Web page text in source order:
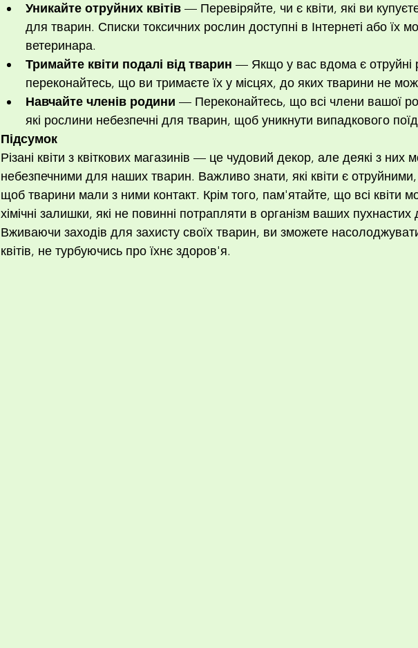
Уникайте отруйних квітів — Перевіряйте, чи є квіти, які ви
для тварин. Списки токсичних рослин доступні в Інтернеті або їх
ветеринара.
Тримайте квіти подалі від тварин — Якщо у вас вдома є отруйні
переконайтесь, що ви тримаєте їх у місцях, до яких тварини не
Навчайте членів родини — Переконайтесь, що всі члени вашої
які рослини небезпечні для тварин, щоб уникнути випадкового
Підсумок
Різані квіти з квіткових магазинів — це чудовий декор, але деякі з них
небезпечними для наших тварин. Важливо знати, які квіти є отруйними,
щоб тварини мали з ними контакт. Крім того, пам'ятайте, що всі квіти
хімічні залишки, які не повинні потрапляти в організм ваших пухнастих
Вживаючи заходів для захисту своїх тварин, ви зможете
квітів, не турбуючись про їхнє здоров'я.